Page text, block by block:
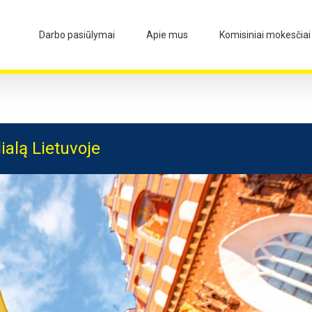
Darbo pasiūlymai Apie mus Komisiniai mokesčiai
Lietuvoje